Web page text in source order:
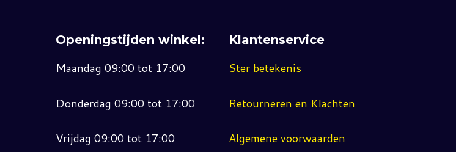
Openingstijden winkel:
Maandag 09:00 tot 17:00
Donderdag 09:00 tot 17:00
Vrijdag 09:00 tot 17:00
Klantenservice
Ster betekenis
Retourneren en Klachten
Algemene voorwaarden